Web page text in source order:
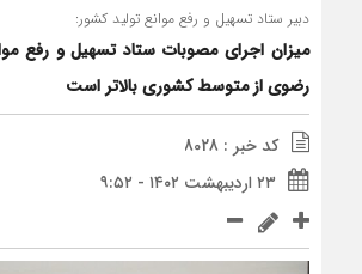
دبیر ستاد تسهیل و رفع موانع تولید کشور:
میزان اجرای مصوبات ستاد تسهیل و رفع
رضوی از متوسط کشوری بالاتر است
کد خبر : 8028
۲۳ اردیبهشت ۱۴۰۲ - ۹:۵۲